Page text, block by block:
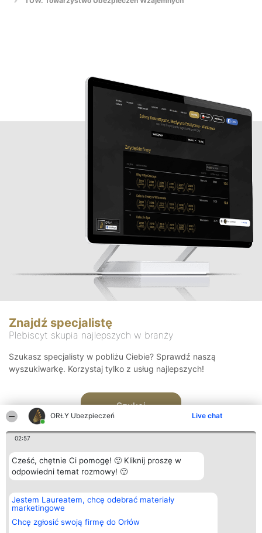
ORŁY Ubezpieczeń Live chat
02:57
Cześć, chętnie Ci pomogę! 🙂 Kliknij proszę w
odpowiedni temat rozmowy! 🙂
Jestem Laureatem, chcę odebrać materiały
marketingowe
Chcę zgłosić swoją firmę do Orłów
Znajdź specjalistę
Plebiscyt skupia najlepszych w branży
Szukasz specjalisty w pobliżu Ciebie? Sprawdź naszą
wyszukiwarkę. Korzystaj tylko z usług najlepszych!
Szukaj
Organizator plebiscytu
Bright Side Solutions sp. z o.
o. sp. k.
ul. Ruska 22
Wrocław 50-079
Plebiscyt
Laureaci
wszystkich
Laureatów
Kontakt
Kontakt